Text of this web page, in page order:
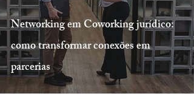
Networking em Coworking jurídico:
como transformar conexões em
parcerias